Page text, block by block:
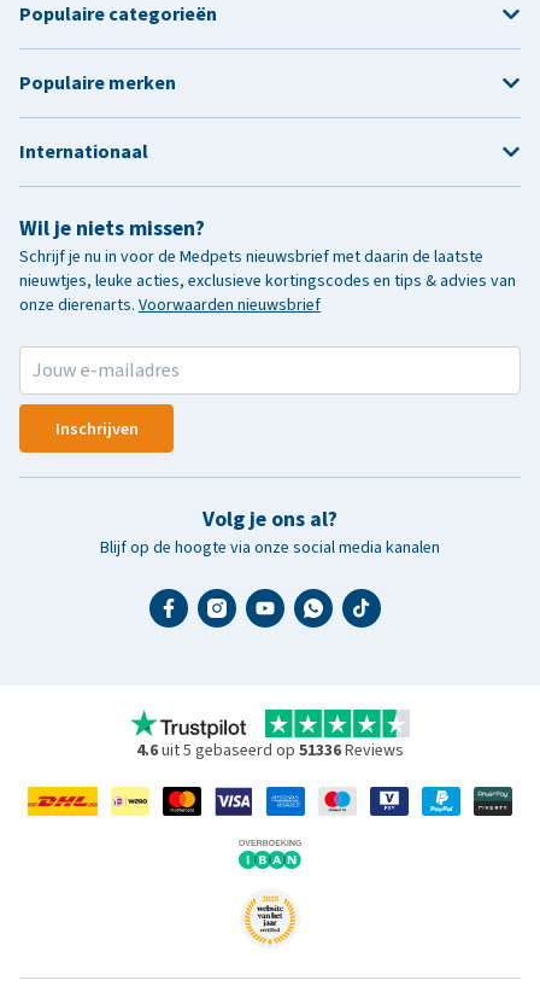
Wil je niets missen?
Schrijf je nu in voor de Medpets nieuwsbrief met daarin de laatste
nieuwtjes, leuke acties, exclusieve kortingscodes en tips & advies van
onze dierenarts. Voorwaarden nieuwsbrief
Inschrijven
Volg je ons al?
Blijf op de hoogte via onze social media kanalen
Populaire categorieën
Populaire merken
Internationaal
4.6uit 5 gebaseerd op 51336Reviews